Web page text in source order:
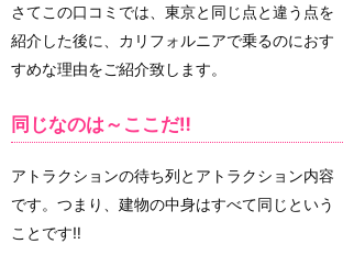
さてこの口コミでは、東京と同じ点と違う点を
紹介した後に、カリフォルニアで乗るのにおす
すめな理由をご紹介致します。
同じなのは～ここだ‼
アトラクションの待ち列とアトラクション内容
です。つまり、建物の中身はすべて同じという
ことです‼